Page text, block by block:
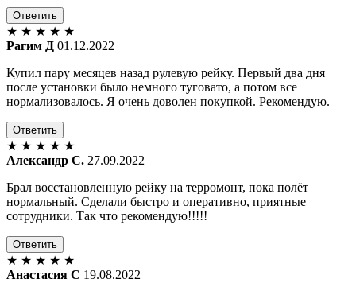
Ответить
★ ★ ★ ★ ★
Рагим Д 01.12.2022
Купил пару месяцев назад рулевую рейку. Первый два дня
после установки было немного туговато, а потом все
нормализовалось. Я очень доволен покупкой. Рекомендую.
Ответить
★ ★ ★ ★ ★
Александр С. 27.09.2022
Брал восстановленную рейку на терромонт, пока полёт
нормальный. Сделали быстро и оперативно, приятные
сотрудники. Так что рекомендую!!!!!
Ответить
★ ★ ★ ★ ★
Анастасия С 19.08.2022